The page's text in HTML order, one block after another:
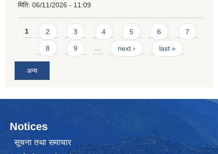
मिति: 06/11/2026 - 11:09
Pages
1 2 3 4 5 6 7
8 9 … next › last »
अन्य
Notices
सूचना तथा समाचार